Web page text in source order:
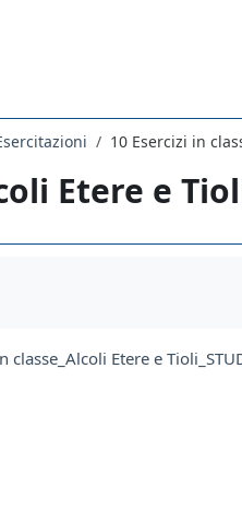
10 Esercizi in
Etere e
classe_Alcoli Etere e